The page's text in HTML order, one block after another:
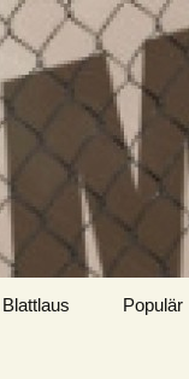
Blattlaus Populär